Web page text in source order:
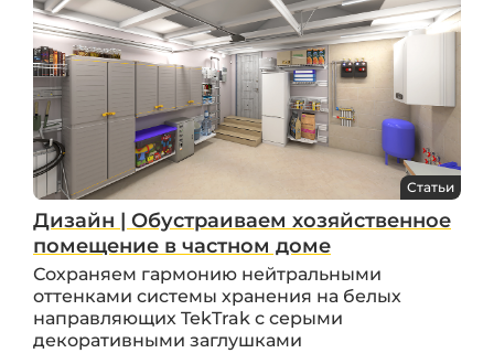
Статьи
Дизайн | Обустраиваем хозяйственное
помещение в частном доме
Сохраняем гармонию нейтральными
оттенками системы хранения на белых
направляющих TekTrak с серыми
декоративными заглушками